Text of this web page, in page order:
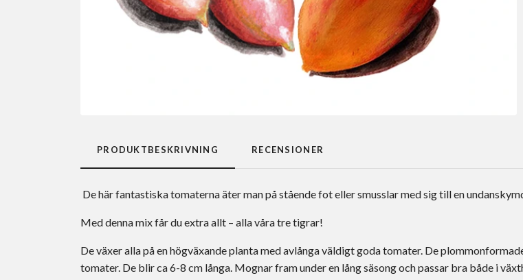
PRODUKTBESKRIVNING RECENSIONER
De här fantastiska tomaterna äter man på stående fot eller smusslar med sig till en
Med denna mix får du extra allt – alla våra tre tigrar!
De växer alla på en högväxande planta med avlånga väldigt goda tomater. De
tomater. De blir ca 6-8 cm långa. Mognar fram under en lång säsong och passar bra både i